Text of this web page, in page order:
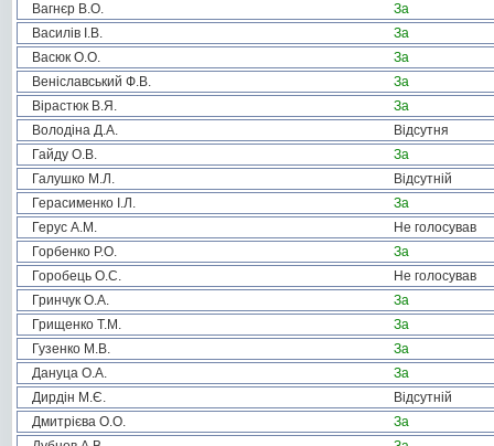
Вагнєр В.О.
За
Василів І.В.
За
Васюк О.О.
За
Веніславський Ф.В.
За
Вірастюк В.Я.
За
Володіна Д.А.
Відсутня
Гайду О.В.
За
Галушко М.Л.
Відсутній
Герасименко І.Л.
За
Герус А.М.
Не голосував
Горбенко Р.О.
За
Горобець О.С.
Не голосував
Гринчук О.А.
За
Грищенко Т.М.
За
Гузенко М.В.
За
Дануца О.А.
За
Дирдін М.Є.
Відсутній
Дмитрієва О.О.
За